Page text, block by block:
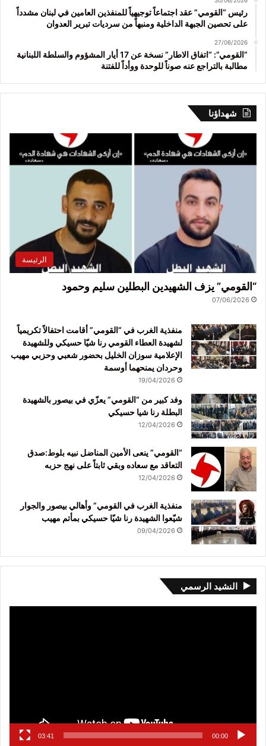
رئيس “القومي” عقد اجتماعاً توجيهياً للمنفذين العامين في لبنان مشدداً
على تحصين الجبهة الداخلية ومنبهاً من سرديات تبرير العدوان
27/06/2026
“القومي”: “اتفاق الاطار” نسخة عن 17 أيار المشؤوم والسلطة اللبنانية
مطالبة بالتراجع عنه صوناً للوحدة ووأداً للفتنة
شهداؤنا
الرئيسة
“القومي” يزف الشهيدين البطلين سليم وحمود
07/06/2026
منفذية الغرب في “القومي” أقامت احتفالاً تكريمياً
لشهيدة العطاء القومي رنا شيّا حسيكي وللشهيدة
الإعلامية سوزان الخليل بحضور شعبي وحزبي مهيب
وحردان يمنحهما أوسمة
19/04/2026
وفد كبير من “القومي” يعزّي في بيصور بالشهيدة
البطلة رنا شيا حسيكي
12/04/2026
“القومي” ينعى الأمين المناضل نبيه بلوط:صدق
التعاقد مع سعاده وبقي ثابتاً على نهج حزبه
12/04/2026
منفذية الغرب في القومي” وأهالي بيصور والجوار
شيّعوا الشهيدة رنا شيّا حسيكي بمأتم مهيب
09/04/2026
النشيد الرسمي
00:00
03:41